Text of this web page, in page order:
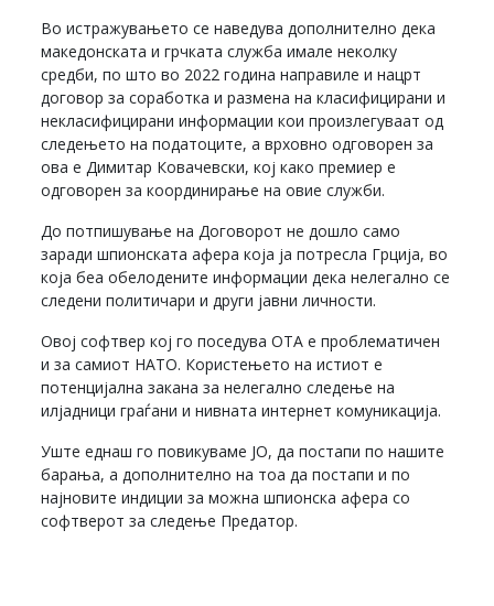
Во истражувањето се наведува дополнително дека
македонската и грчката служба имале неколку
средби, по што во 2022 година направиле и нацрт
договор за соработка и размена на класифицирани и
некласифицирани информации кои произлегуваат од
следењето на податоците, а врховно одговорен за
ова е Димитар Ковачевски, кој како премиер е
одговорен за координирање на овие служби.
До потпишување на Договорот не дошло само
заради шпионската афера која ја потресла Грција, во
која беа обелодените информации дека нелегално се
следени политичари и други јавни личности.
Овој софтвер кој го поседува ОТА е проблематичен
и за самиот НАТО. Користењето на истиот е
потенцијална закана за нелегално следење на
илјадници граѓани и нивната интернет комуникација.
Уште еднаш го повикуваме ЈО, да постапи по нашите
барања, а дополнително на тоа да постапи и по
најновите индиции за можна шпионска афера со
софтверот за следење Предатор.